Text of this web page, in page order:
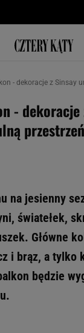
- dekoracje z Sinsay
- dekoracje
na jesienny
światełek,
Główne
i brąz, a tylko
będzie